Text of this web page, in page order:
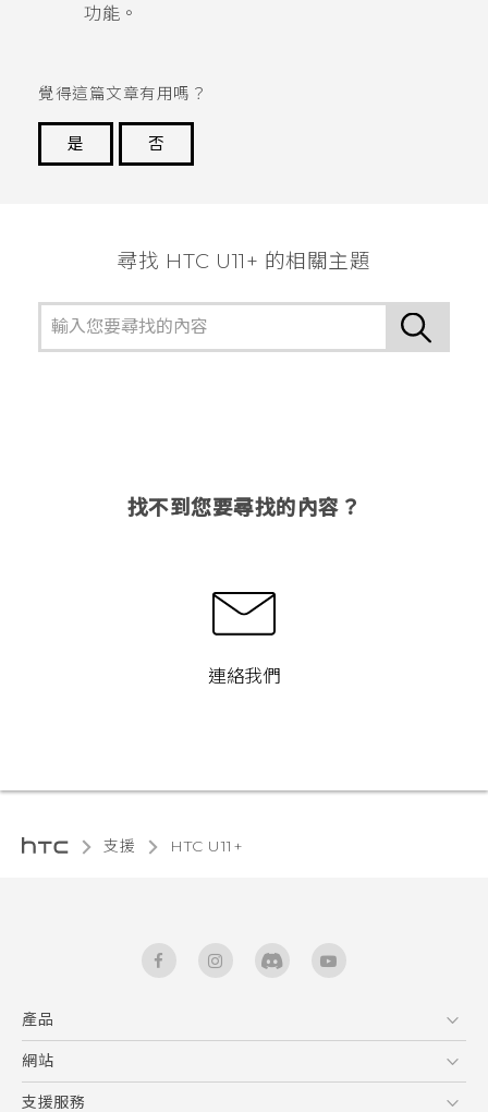
功能。
覺得這篇文章有用嗎？
是
否
尋找 HTC U11+ 的相關主題
找不到您要尋找的內容？
連絡我們
支援 HTC U11+‎
產品
5G
智能手機
網站
HTC Dev
支援服務